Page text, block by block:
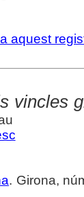
aquest
vincles
. Girona,